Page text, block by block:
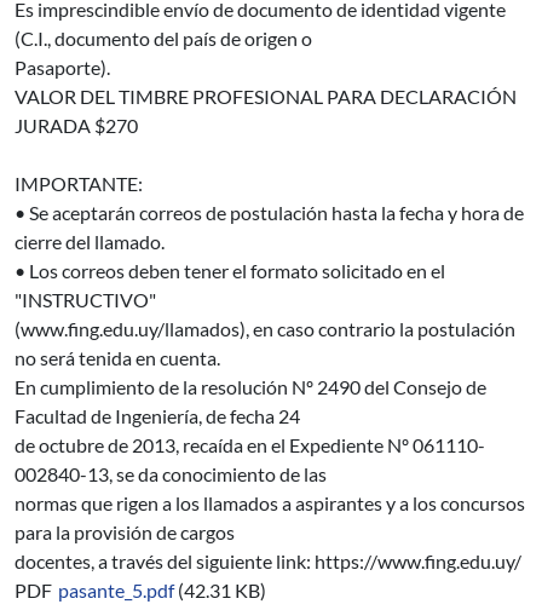
Es imprescindible envío de documento de identidad vigente
(C.I., documento del país de origen o
Pasaporte).
VALOR DEL TIMBRE PROFESIONAL PARA DECLARACIÓN
JURADA $270
IMPORTANTE:
• Se aceptarán correos de postulación hasta la fecha y hora de
cierre del llamado.
• Los correos deben tener el formato solicitado en el
"INSTRUCTIVO"
(www.fing.edu.uy/llamados), en caso contrario la postulación
no será tenida en cuenta.
En cumplimiento de la resolución Nº 2490 del Consejo de
Facultad de Ingeniería, de fecha 24
de octubre de 2013, recaída en el Expediente Nº 061110-
002840-13, se da conocimiento de las
normas que rigen a los llamados a aspirantes y a los concursos
para la provisión de cargos
docentes, a través del siguiente link: https://www.fing.edu.uy/
PDF pasante_5.pdf (42.31 KB)